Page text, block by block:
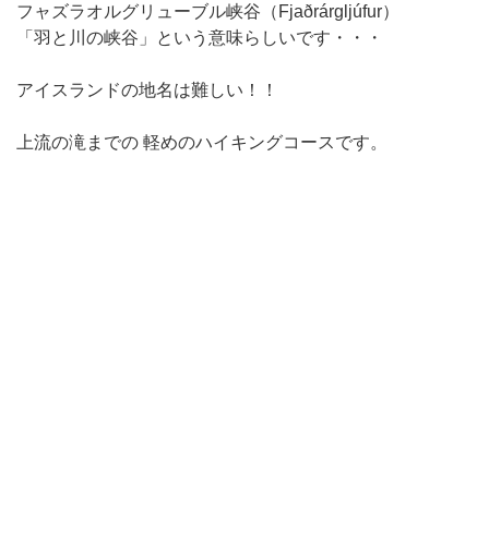
フャズラオルグリューブル峡谷（Fjaðrárgljúfur）
「羽と川の峡谷」という意味らしいです・・・
アイスランドの地名は難しい！！
上流の滝までの 軽めのハイキングコースです。